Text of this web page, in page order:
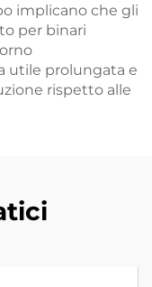
implicano che gli
per binari
utile prolungata e
rispetto alle